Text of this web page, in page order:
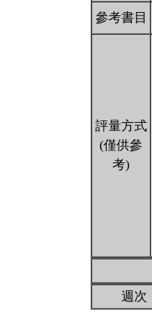
參考書目
評量方式
(僅供參
考)
週次